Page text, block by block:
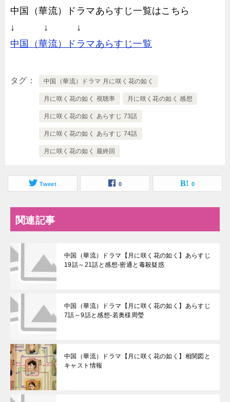
中国（華流）ドラマあらすじ一覧はこちら
↓ ↓ ↓
中国（華流）ドラマあらすじ一覧
タグ 中国（華流）ドラマ 月に咲く花の如く
月に咲く花の如く 視聴率 月に咲く花の如く 感想
月に咲く花の如く あらすじ 73話
月に咲く花の如く あらすじ 74話
月に咲く花の如く 最終回
Tweet 0 0
関連記事
中国（華流）ドラマ【月に咲く花の如く】あらすじ
19話～21話と感想-密通と毒殺疑惑
中国（華流）ドラマ【月に咲く花の如く】あらすじ
7話～9話と感想-若奥様周瑩
中国（華流）ドラマ【月に咲く花の如く】相関図と
キャスト情報